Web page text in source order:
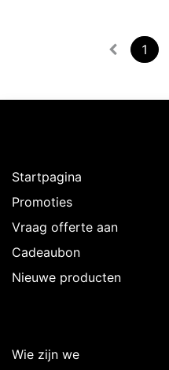
1
Startpagina
Promoties
Vraag offerte aan
Cadeaubon
Nieuwe producten
Wie zijn we